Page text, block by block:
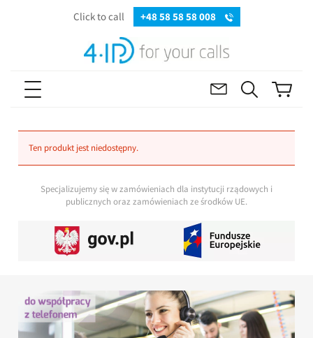
Click to call +48 58 58 58 008
Ten produkt jest niedostępny.
Specjalizujemy się w zamówieniach dla instytucji rządowych i
publicznych oraz zamówieniach ze środków UE.